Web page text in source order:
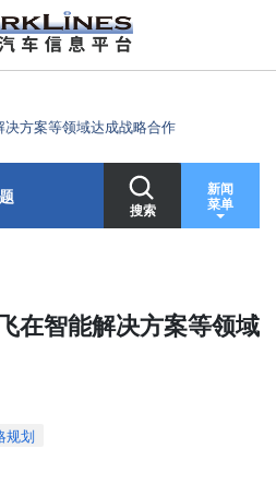
方案等领域达成战略合作
搜索
新闻
菜单
在智能解决方案等领域
规划